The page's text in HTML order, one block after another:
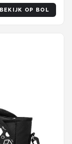
BEKIJK OP BOL